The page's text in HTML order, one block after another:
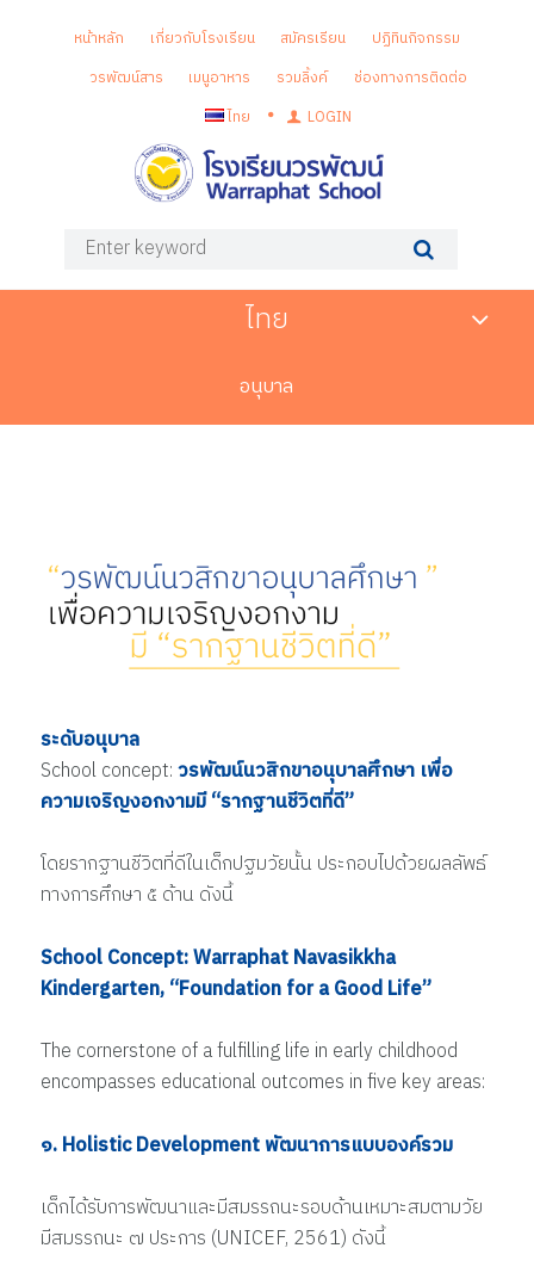
หน้าหลัก เกี่ยวกับโรงเรียน สมัครเรียน
ปฏิทินกิจกรรม
วรพัฒน์สาร
เมนูอาหาร รวมลิ้งค์
ช่องทางการติดต่อ
ไทย
LOGIN
ไทย
อนุบาล
ระดับอนุบาล
School concept:วรพัฒน์นวสิกขาอนุบาลศึกษา เพื่อ
ความเจริญงอกงามมี “รากฐานชีวิตที่ดี”
โดยรากฐานชีวิตที่ดีในเด็กปฐมวัยนั้น ประกอบไปด้วยผลลัพธ์
ทางการศึกษา ๕ ด้าน ดังนี้
School Concept: Warraphat Navasikkha
Kindergarten, “Foundation for a Good Life”
The cornerstone of a fulfilling life in early childhood
encompasses educational outcomes in five key areas:
๑. Holistic Development พัฒนาการแบบองค์รวม
เด็กได้รับการพัฒนาและมีสมรรถนะรอบด้านเหมาะสมตามวัย
มีสมรรถนะ ๗ ประการ (UNICEF, 2561) ดังนี้